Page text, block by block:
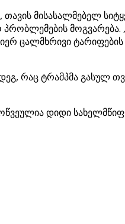
მისასალმებელ
ცალმხრივი ტარიფების
რაც ტრამპმა გასულ
დიდი